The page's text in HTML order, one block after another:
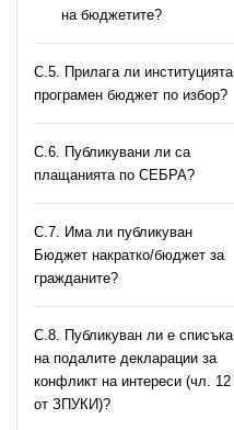
на бюджетите?
С.5. Прилага ли институцията
програмен бюджет по избор?
С.6. Публикувани ли са
плащанията по СЕБРА?
С.7. Има ли публикуван
Бюджет накратко/бюджет за
гражданите?
C.8. Публикуван ли е списъка
на подалите декларации за
конфликт на интереси (чл. 12
от ЗПУКИ)?